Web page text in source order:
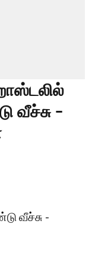
வீச்சு -
வீச்சு -